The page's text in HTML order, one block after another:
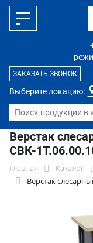
Выберите локацию:
ЗАКАЗАТЬ ЗВОНОК
Верстак
СВК-
Главная Каталог
Верстак